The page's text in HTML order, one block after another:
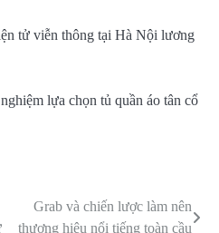
tử viễn thông tại Hà Nội lương
lựa chọn tủ quần áo tân cổ
Grab và chiến lược làm nên
thương hiệu nổi tiếng toàn cầu